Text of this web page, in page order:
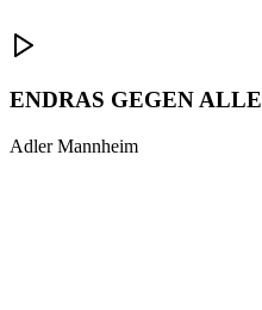
ENDRAS GEGEN ALLE
Adler Mannheim